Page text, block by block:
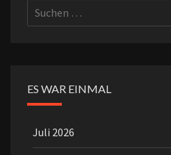
Suchen
nach:
ES WAR EINMAL
Juli 2026